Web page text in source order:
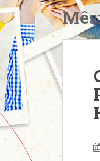
n
c
o
n